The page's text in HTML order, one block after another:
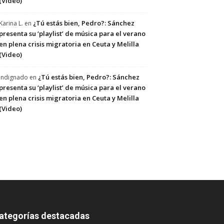
L. en ¿Tú estás bien, Pedro?: Sánchez
su ‘playlist’ de música para el verano
plena crisis migratoria en Ceuta y Melilla
en ¿Tú estás bien, Pedro?: Sánchez
su ‘playlist’ de música para el verano
plena crisis migratoria en Ceuta y Melilla
destacadas